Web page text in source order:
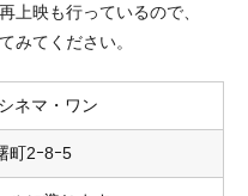
上映も行っているので、
みてください。
ネマ・ワン
町2ｰ8ｰ5